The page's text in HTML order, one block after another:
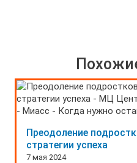
Преодоление
стратегии успеха
7 мая 2024